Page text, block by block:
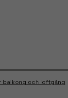
balkong och loftgång